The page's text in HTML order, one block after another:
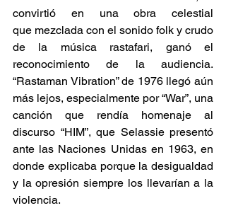
convirtió en una obra celestial
que mezclada con el sonido folk y crudo
de la música rastafari, ganó el
reconocimiento de la audiencia.
“Rastaman Vibration” de 1976 llegó aún
más lejos, especialmente por “War”, una
canción que rendía homenaje al
discurso “HIM”, que Selassie presentó
ante las Naciones Unidas en 1963, en
donde explicaba porque la desigualdad
y la opresión siempre los llevarían a la
violencia.